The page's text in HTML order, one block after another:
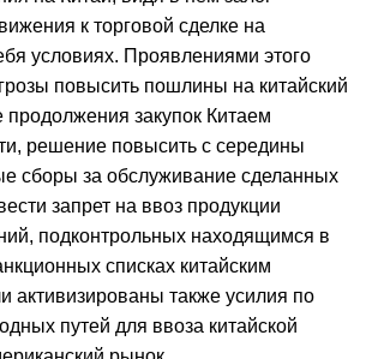
к торговой сделке на
условиях. Проявлениями этого
повысить пошлины на китайский
продолжения закупок Китаем
решение повысить с середины
сборы за обслуживание сделанных
запрет на ввоз продукции
подконтрольных находящимся в
списках китайским
активизированы также усилия по
путей для ввоза китайской